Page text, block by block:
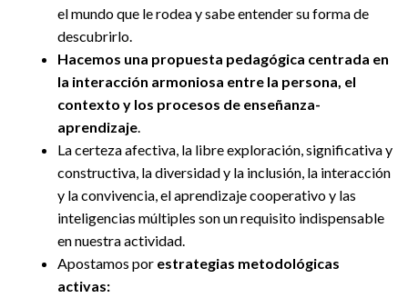
el mundo que le rodea y sabe entender su forma de
descubrirlo.
Hacemos una propuesta pedagógica centrada en
la interacción armoniosa entre la persona, el
contexto y los procesos de enseñanza-
aprendizaje
La certeza afectiva, la libre exploración, significativa y
constructiva, la diversidad y la inclusión, la interacción
y la convivencia, el aprendizaje cooperativo y las
inteligencias múltiples son un requisito indispensable
en nuestra actividad.
Apostamos por estrategias metodológicas
activas: